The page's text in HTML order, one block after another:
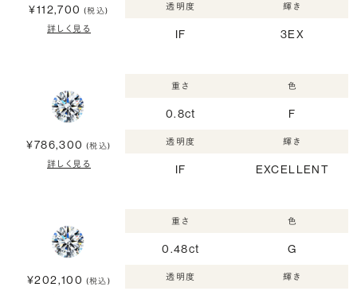
¥112,700 (税込)
詳しく見る
透明度
IF
輝き
3EX
¥786,300 (税込)
詳しく見る
重さ
0.8ct
色
F
透明度
IF
輝き
EXCELLENT
¥202,100 (税込)
重さ
0.48ct
色
G
透明度 輝き